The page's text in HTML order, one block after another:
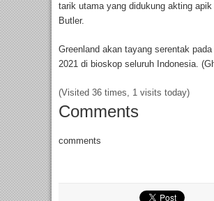
tarik utama yang didukung akting apik
Butler.
Greenland akan tayang serentak
2021 di bioskop seluruh Indonesia.
(Visited 36 times, 1 visits today)
Comments
comments